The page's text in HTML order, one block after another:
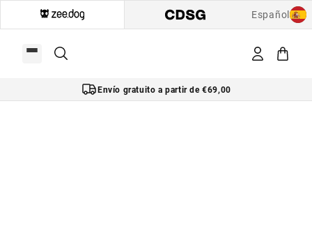
Envío gratuito a partir de €69,00
Español